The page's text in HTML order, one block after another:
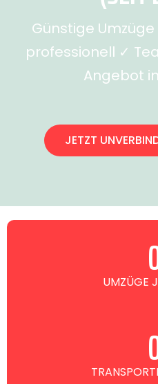
Günstige
professionell ✓
Angebot
JETZT
UMZÜGE